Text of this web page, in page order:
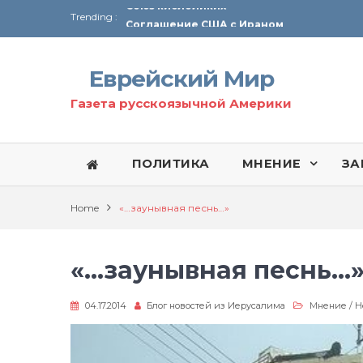
Trending :
Соглашение США с Ираном
Технология Революции в Иране
От Ирана до Ливана и Газы
Еврейский Мир
Газета русскоязычной Америки
ПОЛИТИКА МНЕНИЕ
Home «…заунывная песнь…»
«…заунывная песнь…»
04.17.2014 Блог новостей из Иерусалима Мнение /